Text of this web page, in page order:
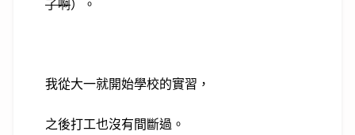
了啊）。
我從大一就開始學校的實習，
之後打工也沒有間斷過。